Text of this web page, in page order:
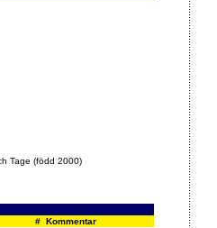
Tage (född 2000)
# Kommentar